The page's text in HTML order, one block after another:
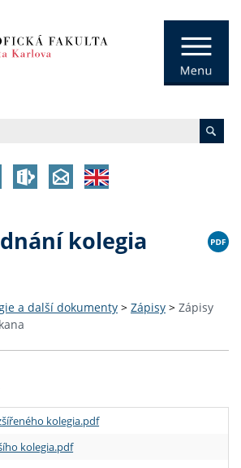
kolegia
a další dokumenty > Zápisy > Zápisy
kolegia.pdf
kolegia.pdf